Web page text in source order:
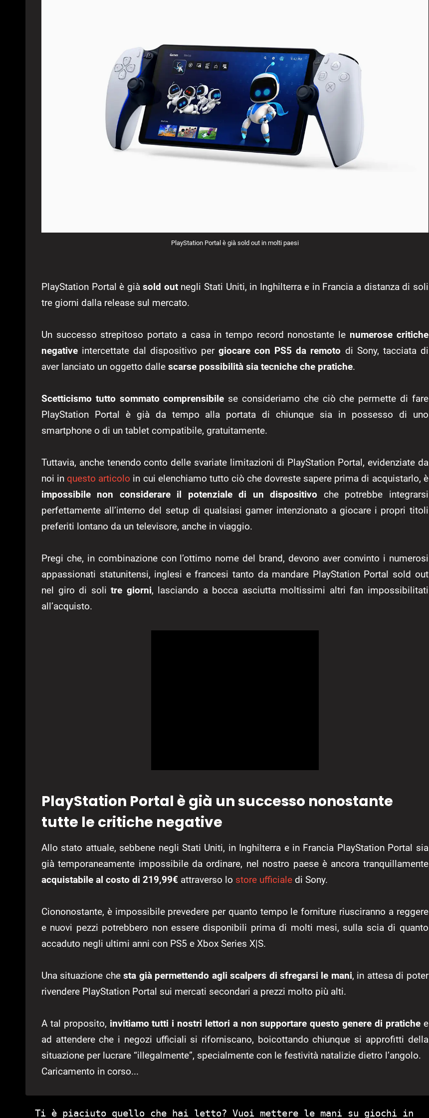
PlayStation Portal è già sold out in molti paesi
PlayStation Portal è giàsold outnegli Stati Uniti, in Inghilterra e in Francia a distanza di soli
tre giorni dalla release sul mercato.
Un successo strepitoso portato a casa in tempo record nonostante le numerose critiche
negative intercettate dal dispositivo pergiocare con PS5 da remoto di Sony, tacciata di
aver lanciato un oggetto dalle scarse possibilità sia tecniche che pratiche.
Scetticismo tutto sommato comprensibile se consideriamo che ciò che permette di fare
PlayStation Portal è già da tempo alla portata di chiunque sia in possesso di uno
smartphone o di un tablet compatibile, gratuitamente.
Tuttavia, anche tenendo conto delle svariate limitazioni di PlayStation Portal, evidenziate da
noi in questo articolo in cui elenchiamo tutto ciò che dovreste sapere prima di acquistarlo, è
impossibile non considerare il potenziale di un dispositivo che potrebbe integrarsi
perfettamente all’interno del setup di qualsiasi gamer intenzionato a giocare i propri titoli
preferiti lontano da un televisore, anche in viaggio.
Pregi che, in combinazione con l’ottimo nome del brand, devono aver convinto i numerosi
appassionati statunitensi, inglesi e francesi tanto da mandare PlayStation Portal sold out
nel giro di solitre giorni, lasciando a bocca asciutta moltissimi altri fan impossibilitati
all’acquisto.
PlayStation Portal è già un successo nonostante
tutte le critiche negative
Allo stato attuale, sebbene negli Stati Uniti, in Inghilterra e in Francia PlayStation Portal sia
già temporaneamente impossibile da ordinare, nel nostro paese è ancora tranquillamente
acquistabile al costo di 219,99€ attraverso lo store ufficiale di Sony.
Ciononostante, è impossibile prevedere per quanto tempo le forniture riusciranno a reggere
e nuovi pezzi potrebbero non essere disponibili prima di molti mesi, sulla scia di quanto
accaduto negli ultimi anni con PS5 e Xbox Series X|S.
Una situazione chesta già permettendo agli scalpers di sfregarsi le mani, in attesa di poter
rivendere PlayStation Portal sui mercati secondari a prezzi molto più alti.
A tal proposito, invitiamo tutti i nostri lettori a non supportare questo genere di pratichee
ad attendere che i negozi ufficiali si riforniscano, boicottando chiunque si approfitti della
situazione per lucrare “illegalmente”, specialmente con le festività natalizie dietro l’angolo.
Caricamento in corso...
Ti è piaciuto quello che hai letto? Vuoi mettere le mani su giochi in